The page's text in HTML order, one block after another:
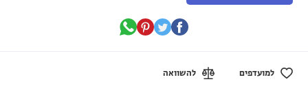
למועדפים להשוואה